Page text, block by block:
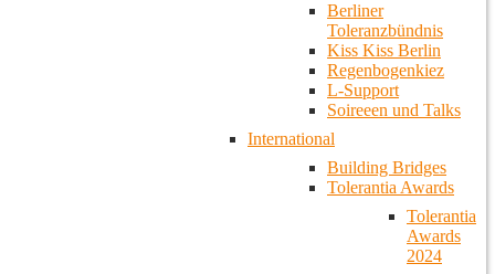
Berliner
Toleranzbündnis
Kiss Kiss Berlin
Regenbogenkiez
L-Support
Soireeen und Talks
International
Building Bridges
Tolerantia Awards
Tolerantia
Awards
2024